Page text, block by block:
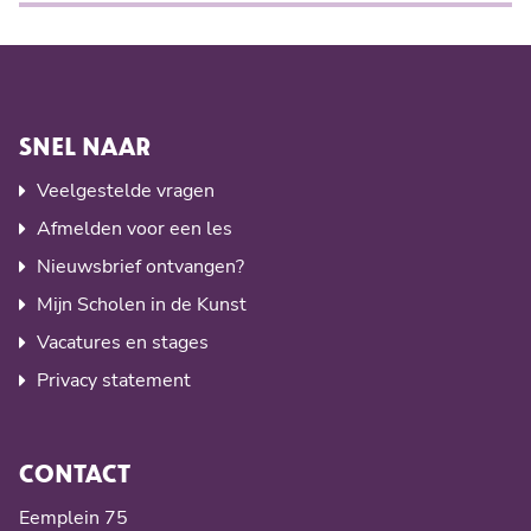
De lessen worden gegeven door kunstvakdocenten
met ervaring in het werken met jonge kinderen. Zij
SNEL NAAR
Veelgestelde vragen
Afmelden voor een les
Nieuwsbrief ontvangen?
Mijn Scholen in de Kunst
Vacatures en stages
Privacy statement
CONTACT
Eemplein 75